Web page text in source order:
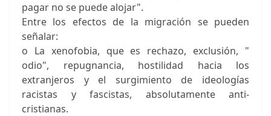
pagar no se puede alojar".
Entre los efectos de la migración se pueden
señalar:
o La xenofobia, que es rechazo, exclusión, "
odio", repugnancia, hostilidad hacia los
extranjeros y el surgimiento de ideologías
racistas y fascistas, absolutamente anti-
cristianas.